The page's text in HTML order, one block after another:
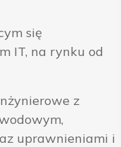
się
IT, na rynku od
z
uprawnieniami i